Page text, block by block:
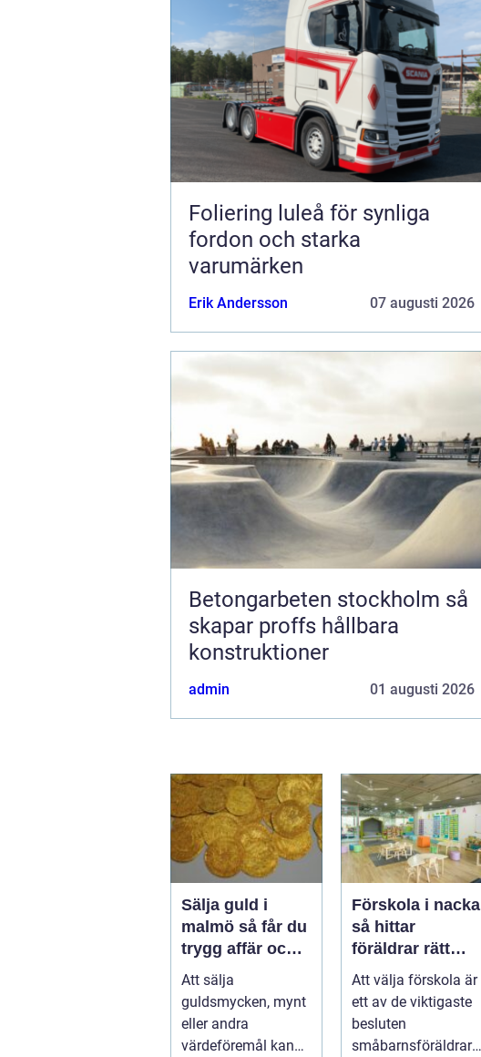
Foliering luleå för synliga
fordon och starka
varumärken
Erik Andersson 07 augusti 2026
Betongarbeten stockholm så
skapar proffs hållbara
konstruktioner
admin 01 augusti 2026
Sälja guld i
malmö så får du
trygg affär och
bra betalt
Att sälja
guldsmycken, mynt
eller andra
värdeföremål kan
Förskola i nacka
så hittar
föräldrar rätt
pedagogisk
trygghet
Att välja förskola är
ett av de viktigaste
besluten
småbarnsföräldrar